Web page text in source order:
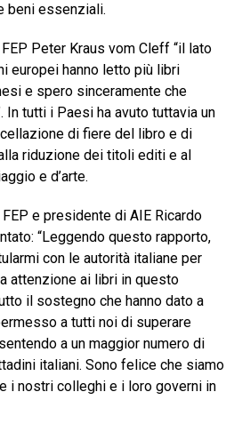
beni essenziali.
Peter Kraus vom Cleff “il lato
europei hanno letto più libri
e spero sinceramente che
In tutti i Paesi ha avuto tuttavia un
di fiere del libro e di
riduzione dei titoli editi e al
e d’arte.
e presidente di AIE Ricardo
“Leggendo questo rapporto,
con le autorità italiane per
attenzione ai libri in questo
il sostegno che hanno dato a
a tutti noi di superare
a un maggior numero di
italiani. Sono felice che siamo
i nostri colleghi e i loro governi in